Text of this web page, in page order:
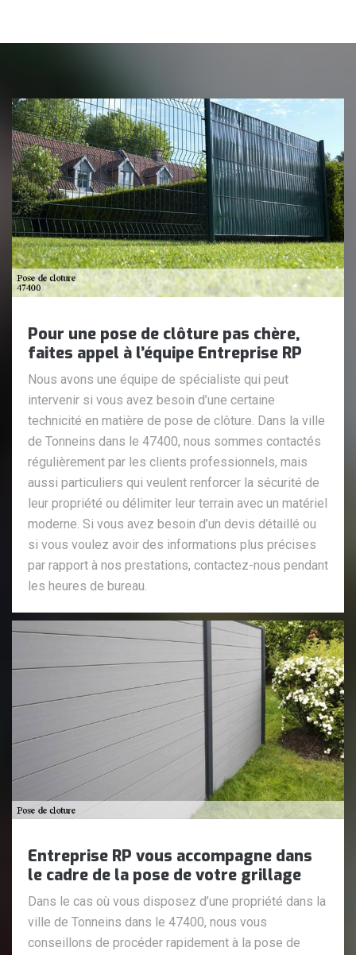
Pour une pose de clôture pas chère,
faites appel à l’équipe Entreprise RP
Nous avons une équipe de spécialiste qui peut
intervenir si vous avez besoin d’une certaine
technicité en matière de pose de clôture. Dans la ville
de Tonneins dans le 47400, nous sommes contactés
régulièrement par les clients professionnels, mais
aussi particuliers qui veulent renforcer la sécurité de
leur propriété ou délimiter leur terrain avec un matériel
moderne. Si vous avez besoin d’un devis détaillé ou
si vous voulez avoir des informations plus précises
par rapport à nos prestations, contactez-nous pendant
les heures de bureau.
Entreprise RP vous accompagne dans
le cadre de la pose de votre grillage
Dans le cas où vous disposez d’une propriété dans la
ville de Tonneins dans le 47400, nous vous
conseillons de procéder rapidement à la pose de